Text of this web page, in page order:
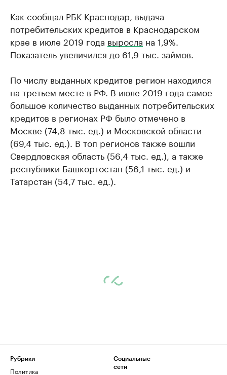
Как сообщал РБК Краснодар, выдача
потребительских кредитов в Краснодарском
крае в июле 2019 года выросла на 1,9%.
Показатель увеличился до 61,9 тыс. займов.
По числу выданных кредитов регион находился
на третьем месте в РФ. В июле 2019 года самое
большое количество выданных потребительских
кредитов в регионах РФ было отмечено в
Москве (74,8 тыс. ед.) и Московской области
(69,4 тыс. ед.). В топ регионов также вошли
Свердловская область (56,4 тыс. ед.), а также
республики Башкортостан (56,1 тыс. ед.) и
Татарстан (54,7 тыс. ед.).
Рубрики
Политика
Социальные
сети